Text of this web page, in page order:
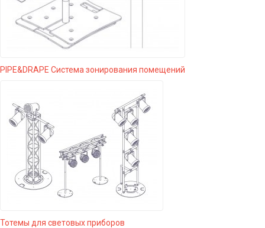
PIPE&DRAPE Система зонирования помещений
Тотемы для световых приборов